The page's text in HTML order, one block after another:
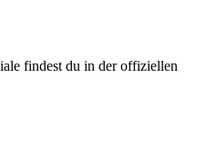
findest du in der offiziellen